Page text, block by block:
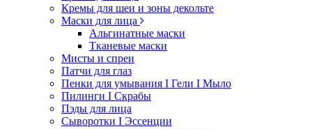
Кремы для шеи и зоны декольте
Маски для лица
Альгинатные маски
Тканевые маски
Мисты и спреи
Патчи для глаз
Пенки для умывания I Гели I Мыло
Пилинги I Cкрабы
Пэды для лица
Сыворотки I Эссенции